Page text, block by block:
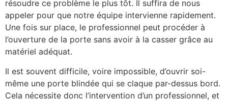
résoudre ce problème le plus tôt. Il suffira de nous
appeler pour que notre équipe intervienne rapidement.
Une fois sur place, le professionnel peut procéder à
l’ouverture de la porte sans avoir à la casser grâce au
matériel adéquat.
Il est souvent difficile, voire impossible, d’ouvrir soi-
même une porte blindée qui se claque par-dessus bord.
Cela nécessite donc l’intervention d’un professionnel, et